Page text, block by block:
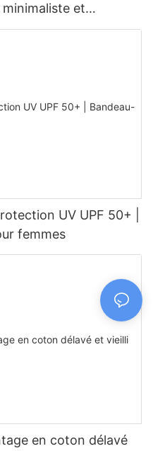
et
UV UPF 50+ |
femmes
en coton délavé